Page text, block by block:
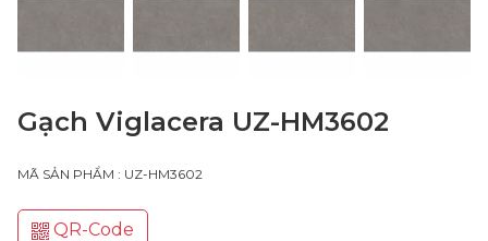
Gạch Viglacera UZ-HM3602
MÃ SẢN PHẨM : UZ-HM3602
QR-Code